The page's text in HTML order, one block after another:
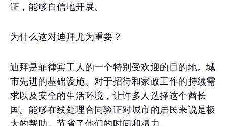
证，能够自信地开展。
为什么这对迪拜尤为重要？
迪拜是菲律宾工人的一个特别受欢迎的目的地。城
市先进的基础设施、对于招待和家政工作的持续需
求以及安全的生活环境，让许多人选择这个酋长
国。能够在线处理合同验证对城市的居民来说是极
大的帮助，节省了他们的时间和精力。